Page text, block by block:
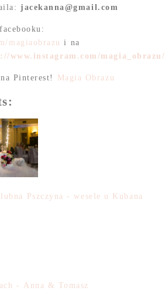
jacekanna@gmail.com
magiaobrazu i na
www.instagram.com/magia_obrazu/
Pinterest! Magia Obrazu
Pszczyna - wesele u Kubana
- Anna & Tomasz